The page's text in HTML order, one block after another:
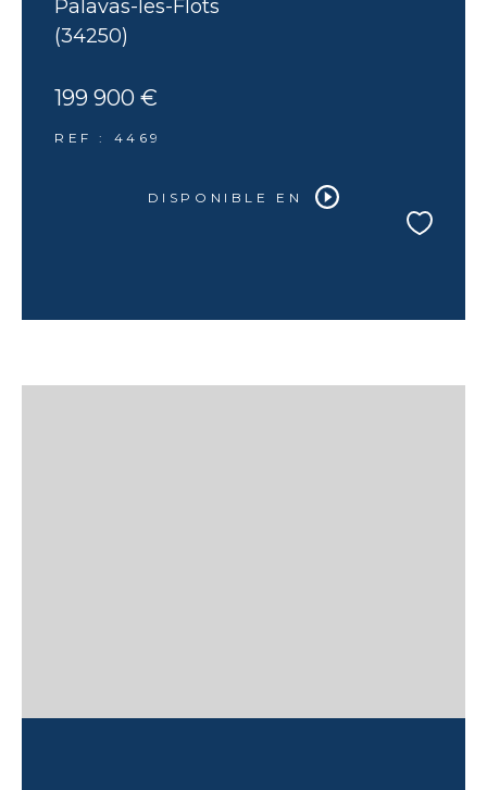
Palavas-les-Flots
(34250)
199 900 €
REF : 4469
DISPONIBLE EN